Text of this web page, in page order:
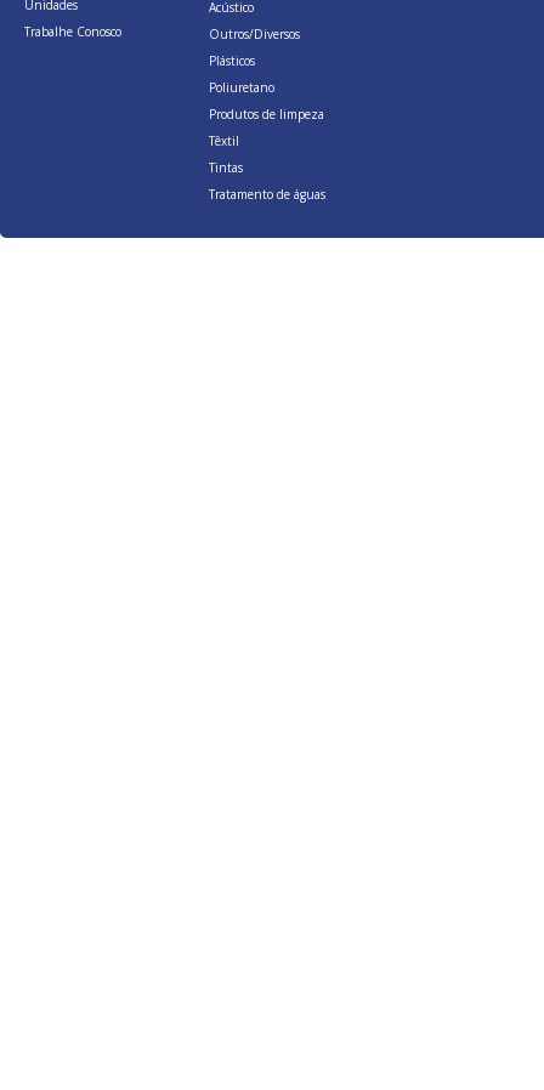
Unidades
Trabalhe Conosco
Acústico
Outros/Diversos
Plásticos
Poliuretano
Produtos de limpeza
Têxtil
Tintas
Tratamento de águas